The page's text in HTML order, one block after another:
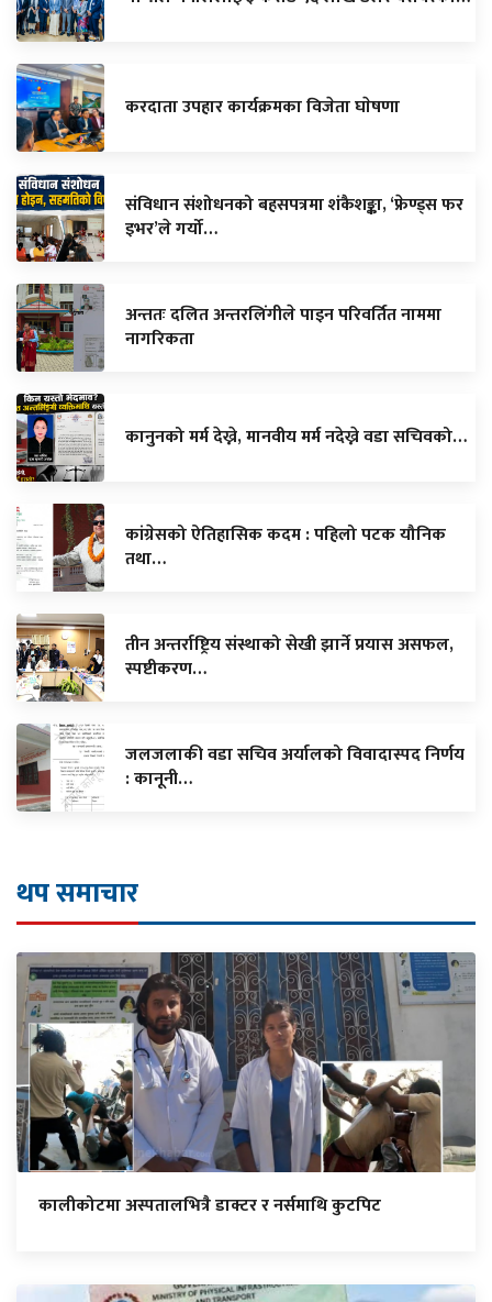
करदाता उपहार कार्यक्रमका विजेता घाेषणा
संविधान संशोधनको बहसपत्रमा शंकैशङ्का, ‘फ्रेण्ड्स फर
इभर’ले गर्यो…
अन्ततः दलित अन्तरलिंगीले पाइन परिवर्तित नाममा
नागरिकता
कानुनको मर्म देख्ने, मानवीय मर्म नदेख्ने वडा सचिवको…
कांग्रेसको ऐतिहासिक कदम : पहिलो पटक यौनिक
तथा…
तीन अन्तर्राष्ट्रिय संस्थाको सेखी झार्ने प्रयास असफल,
स्पष्टीकरण…
जलजलाकी वडा सचिव अर्यालको विवादास्पद निर्णय
: कानूनी…
थप समाचार
कालीकोटमा अस्पतालभित्रै डाक्टर र नर्समाथि कुटपिट